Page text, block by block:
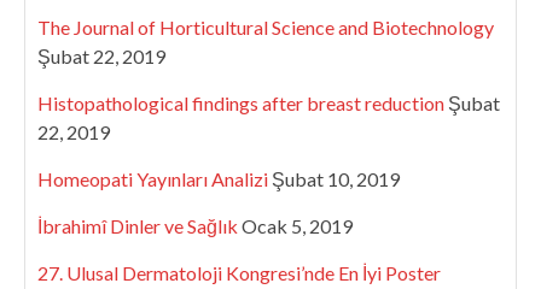
The Journal of Horticultural Science and Biotechnology
Şubat 22, 2019
Histopathological findings after breast reduction Şubat
22, 2019
Homeopati Yayınları Analizi Şubat 10, 2019
İbrahimî Dinler ve Sağlık Ocak 5, 2019
27. Ulusal Dermatoloji Kongresi’nde En İyi Poster